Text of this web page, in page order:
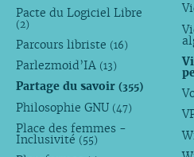
Pacte du Logiciel Libre
(2)
Parcours libriste (16)
Parlezmoid’IA (13)
Partage du savoir (355)
Philosophie GNU (47)
Place des femmes -
Inclusivité (55)